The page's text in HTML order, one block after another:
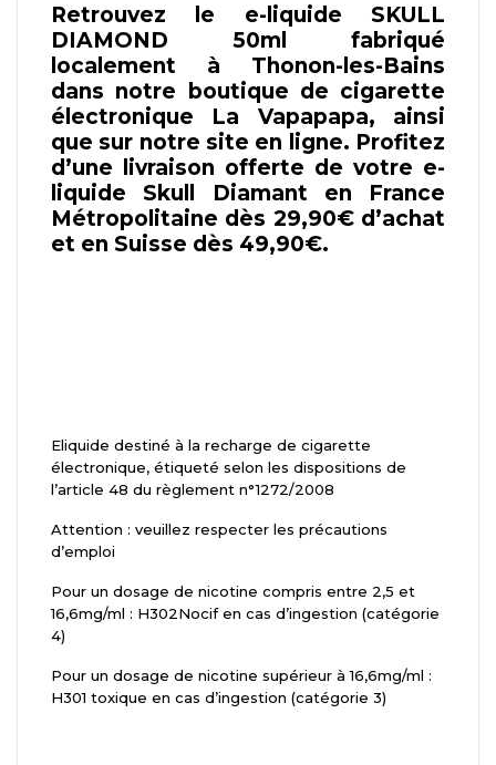
Retrouvez le e-liquide SKULL
DIAMOND 50ml fabriqué
localement à Thonon-les-Bains
dans notre boutique de cigarette
électronique La Vapapapa, ainsi
que sur notre site en ligne. Profitez
d’une livraison offerte de votre e-
liquide Skull Diamant en France
Métropolitaine dès 29,90€ d’achat
et en Suisse dès 49,90€.
Eliquide destiné à la recharge de cigarette
électronique, étiqueté selon les dispositions de
l’article 48 du règlement n°1272/2008
Attention : veuillez respecter les précautions
d’emploi
Pour un dosage de nicotine compris entre 2,5 et
16,6mg/ml : H302Nocif en cas d’ingestion (catégorie
4)
Pour un dosage de nicotine supérieur à 16,6mg/ml :
H301 toxique en cas d’ingestion (catégorie 3)